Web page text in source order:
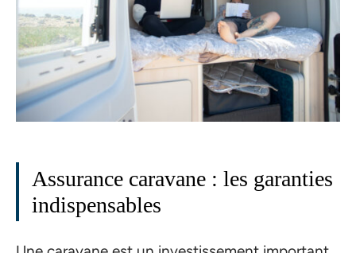
Assurance caravane : les garanties
indispensables